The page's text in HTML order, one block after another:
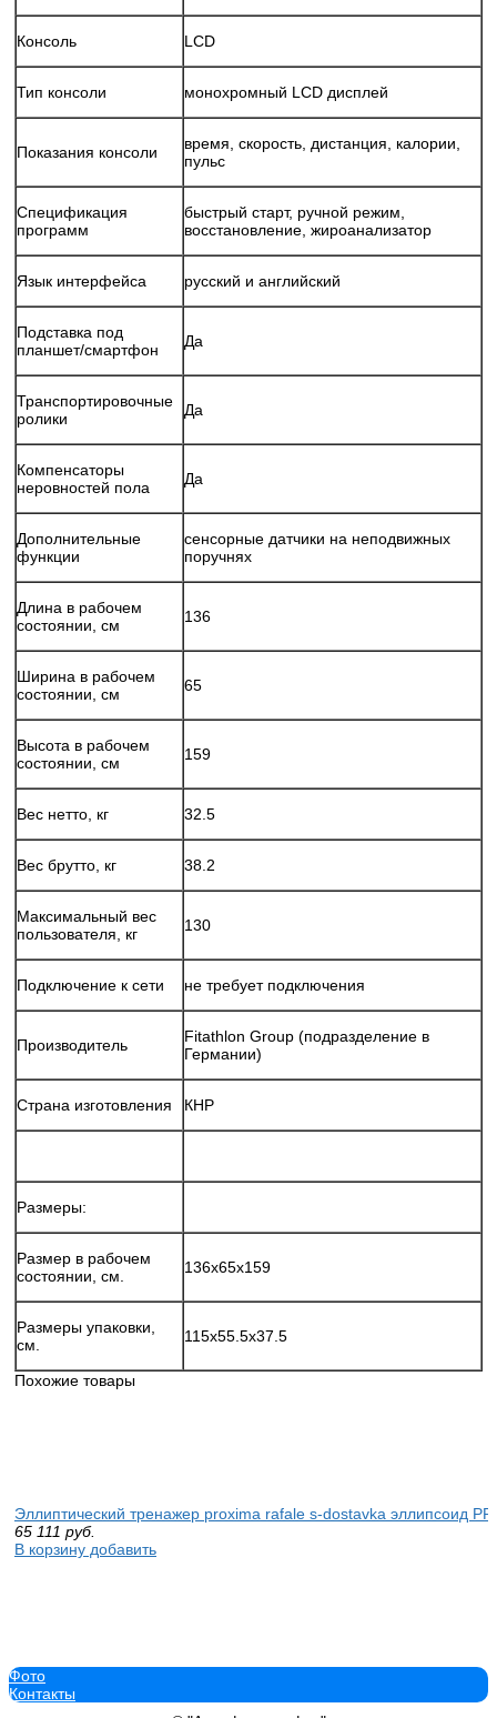
Консоль LCD
Тип консоли монохромный LCD дисплей
Показания консоли
время, скорость, дистанция, калории,
пульс
Спецификация
программ
быстрый старт, ручной режим,
восстановление, жироанализатор
Язык интерфейса русский и английский
Подставка под
планшет/смартфон
Да
Транспортировочные
ролики
Да
Компенсаторы
неровностей пола
Да
Дополнительные
функции
сенсорные датчики на неподвижных
поручнях
Длина в рабочем
состоянии, см
136
Ширина в рабочем
состоянии, см
65
Высота в рабочем
состоянии, см
159
Вес нетто, кг 32.5
Вес брутто, кг 38.2
Максимальный вес
пользователя, кг
130
Подключение к сети не требует подключения
Производитель
Fitathlon Group (подразделение в
Германии)
Страна изготовления КНР
Размеры:
Размер в рабочем
состоянии, см.
136х65x159
Размеры упаковки,
см.
115х55.5x37.5
Похожие товары
Эллиптический тренажер proxima rafale s-dostavka эллипсоид
65 111 руб.
В корзину добавить
Эллиптический майкл proven quality тренажер Aerofi RE700 X4-E
swat купить эллиптический тренажер рф
Фото
Контакты